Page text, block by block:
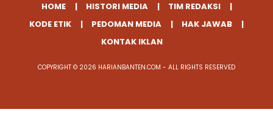
HOME HISTORI MEDIA
TIM REDAKSI
KODE ETIK
PEDOMAN MEDIA
HAK JAWAB
KONTAK IKLAN
COPYRIGHT © 2026 HARIANBANTEN.COM - ALL RIGHTS RESERVED